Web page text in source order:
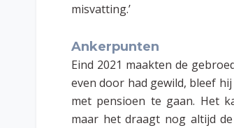
misvatting.’
Ankerpunten
Eind 2021 maakten de
even door had gewild, bleef
met pensioen te gaan. Het
maar het draagt nog altijd